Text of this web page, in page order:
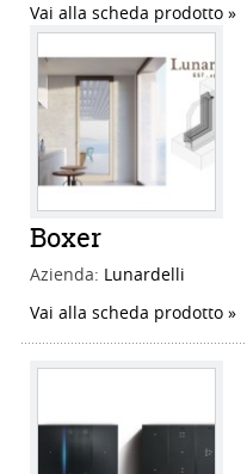
Vai alla scheda prodotto
Boxer
Azienda: Lunardelli
Vai alla scheda prodotto